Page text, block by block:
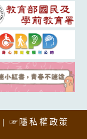
☞隱私權政策